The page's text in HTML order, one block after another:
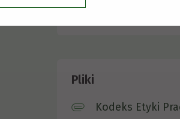
Pliki
Kodeks Etyki